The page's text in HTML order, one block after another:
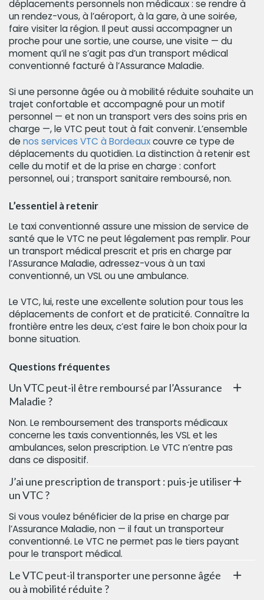
déplacements personnels non médicaux : se rendre à
un rendez-vous, à l’aéroport, à la gare, à une soirée,
faire visiter la région. Il peut aussi accompagner un
proche pour une sortie, une course, une visite — du
moment qu’il ne s’agit pas d’un transport médical
conventionné facturé à l’Assurance Maladie.
Si une personne âgée ou à mobilité réduite souhaite un
trajet confortable et accompagné pour un motif
personnel — et non un transport vers des soins pris en
charge —, le VTC peut tout à fait convenir. L’ensemble
de nos services VTC à Bordeauxcouvre ce type de
déplacements du quotidien. La distinction à retenir est
celle du motif et de la prise en charge : confort
personnel, oui ; transport sanitaire remboursé, non.
L’essentiel à retenir
Le taxi conventionné assure une mission de service de
santé que le VTC ne peut légalement pas remplir. Pour
un transport médical prescrit et pris en charge par
l’Assurance Maladie, adressez-vous à un taxi
conventionné, un VSL ou une ambulance.
Le VTC, lui, reste une excellente solution pour tous les
déplacements de confort et de praticité. Connaître la
frontière entre les deux, c’est faire le bon choix pour la
bonne situation.
Questions fréquentes
Un VTC peut-il être remboursé par l’Assurance
Maladie ?
Non. Le remboursement des transports médicaux
concerne les taxis conventionnés, les VSL et les
ambulances, selon prescription. Le VTC n’entre pas
dans ce dispositif.
J’ai une prescription de transport : puis-je utiliser
un VTC ?
Si vous voulez bénéficier de la prise en charge par
l’Assurance Maladie, non — il faut un transporteur
conventionné. Le VTC ne permet pas le tiers payant
pour le transport médical.
Le VTC peut-il transporter une personne âgée
ou à mobilité réduite ?